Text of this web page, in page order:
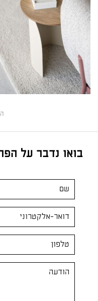
בואו נדבר על